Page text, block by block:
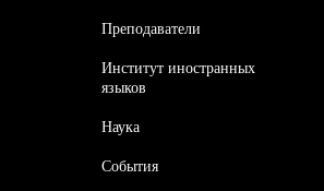
Преподаватели
Институт иностранных
языков
Наука
События